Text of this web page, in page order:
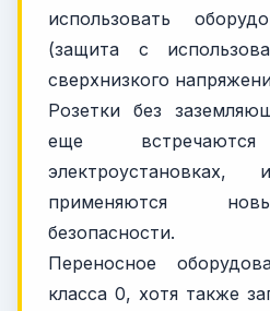
использовать
(защита с
сверхнизкого
Розетки без
еще
применяются
безопасности.
Переносное
класса 0, хотя также